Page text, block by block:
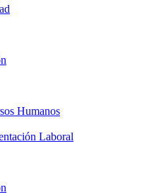
Humanos
Laboral